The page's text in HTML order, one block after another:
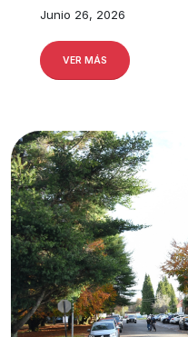
Junio 26, 2026
VER MÁS